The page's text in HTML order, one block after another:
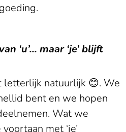
‘u’… maar ‘je’ blijft
letterlijk natuurlijk 😊. We
bent en we hopen
Wat we
met ‘je’